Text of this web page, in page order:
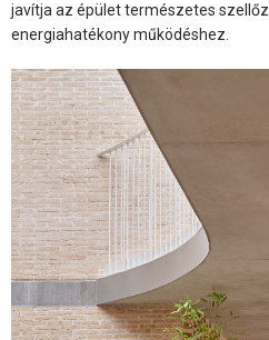
javítja az épület természetes
energiahatékony működéshez.